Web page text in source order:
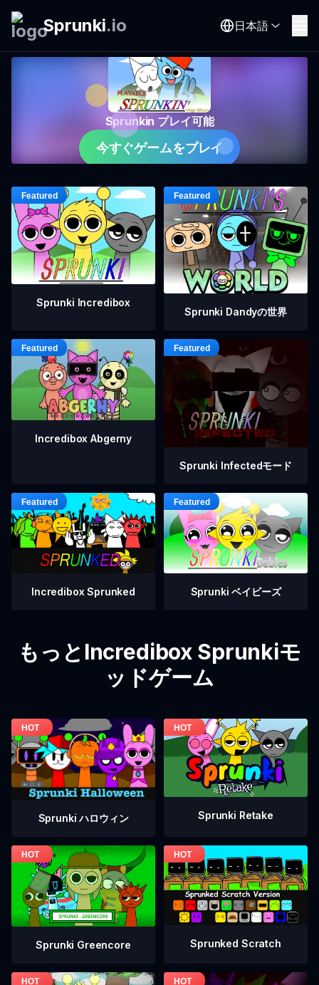
Sprunki.io 日本語
Sprunkin プレイ可能
今すぐゲームをプレイ
Sprunki Incredibox
Sprunki Dandyの世界
Incredibox Abgerny
Sprunki Infectedモード
Incredibox Sprunked Sprunki ベイビーズ
もっとIncredibox Sprunkiモ
ッドゲーム
Sprunki ハロウィン Sprunki Retake
Sprunki Greencore Sprunked Scratch